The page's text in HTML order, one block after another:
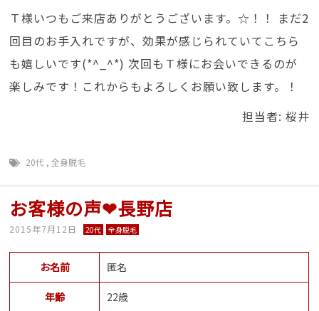
Ｔ様いつもご来店ありがとうございます。☆！！ まだ2
回目のお手入れですが、効果が感じられていてこちら
も嬉しいです(*^_^*) 次回もＴ様にお会いできるのが
楽しみです！これからもよろしくお願い致します。！
担当者: 桜井
20代 ,全身脱毛
お客様の声❤長野店
2015年7月12日 20代 全身脱毛
お名前 匿名
年齢 22歳